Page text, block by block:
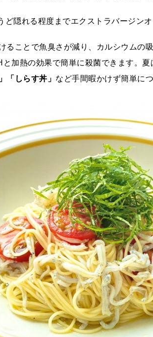
ど隠れる程度までエクストラバージン
ることで魚臭さが減り、カルシウムの
と加熱の効果で簡単に殺菌できます。
「しらす丼」 など手間暇かけず簡単に